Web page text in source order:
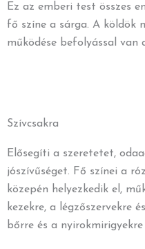
Ez az emberi test összes
fő színe a sárga. A köldök
működése befolyással van
Szívcsakra
Elősegíti a szeretetet,
jószívűséget. Fő színei a
közepén helyezkedik el,
kezekre, a légzőszervekre
bőrre és a nyirokmirigyekre